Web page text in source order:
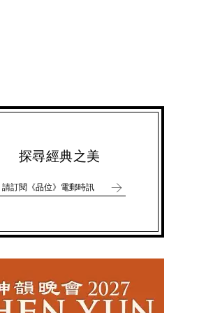
探尋經典之美